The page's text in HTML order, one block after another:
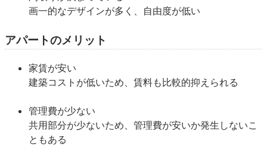
画一的なデザインが多く、自由度が低い
アパートのメリット
家賃が安い
建築コストが低いため、賃料も比較的抑えられる
管理費が少ない
共用部分が少ないため、管理費が安いか発生しないこ
ともある